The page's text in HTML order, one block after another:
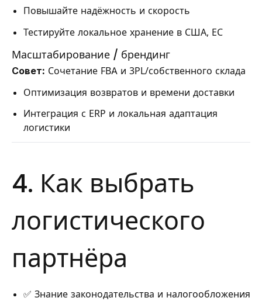
Повышайте надёжность и скорость
Тестируйте локальное хранение в США, ЕС
Масштабирование / брендинг
Совет: Сочетание FBA и 3PL/собственного склада
Оптимизация возвратов и времени доставки
Интеграция с ERP и локальная адаптация
логистики
4. Как выбрать
логистического
партнёра
✅ Знание законодательства и налогообложения